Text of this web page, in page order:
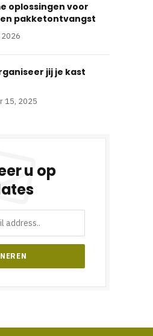
oplossingen voor
pakketontvangst
2026
jij je kast
15, 2025
u op